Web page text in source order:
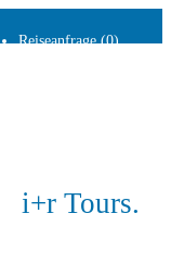
Reiseanfrage (0)
i+r Tours.